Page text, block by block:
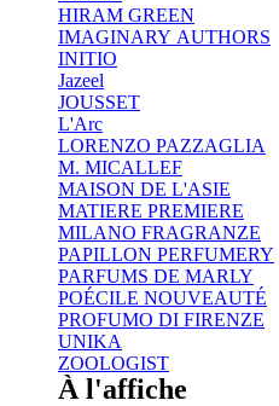
HIRAM GREEN
IMAGINARY AUTHORS
INITIO
Jazeel
JOUSSET
L'Arc
LORENZO PAZZAGLIA
M. MICALLEF
MAISON DE L'ASIE
MATIERE PREMIERE
MILANO FRAGRANZE
PAPILLON PERFUMERY
PARFUMS DE MARLY
POÉCILE NOUVEAUTÉ
PROFUMO DI FIRENZE
UNIKA
ZOOLOGIST
À l'affiche